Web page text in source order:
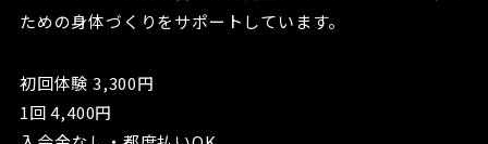
ための身体づくりをサポートしています。
初回体験 3,300円
1回 4,400円